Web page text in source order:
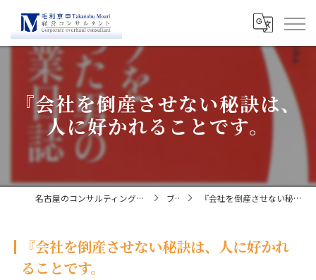
『会社を倒産させない秘訣は、
人に好かれることです。
名古屋のコンサルティングなら経営コンサルタント毛利京申 ブログ 『会社を倒産させない秘訣は、人に好かれることです。
『会社を倒産させない秘訣は、人に好かれ
ることです。